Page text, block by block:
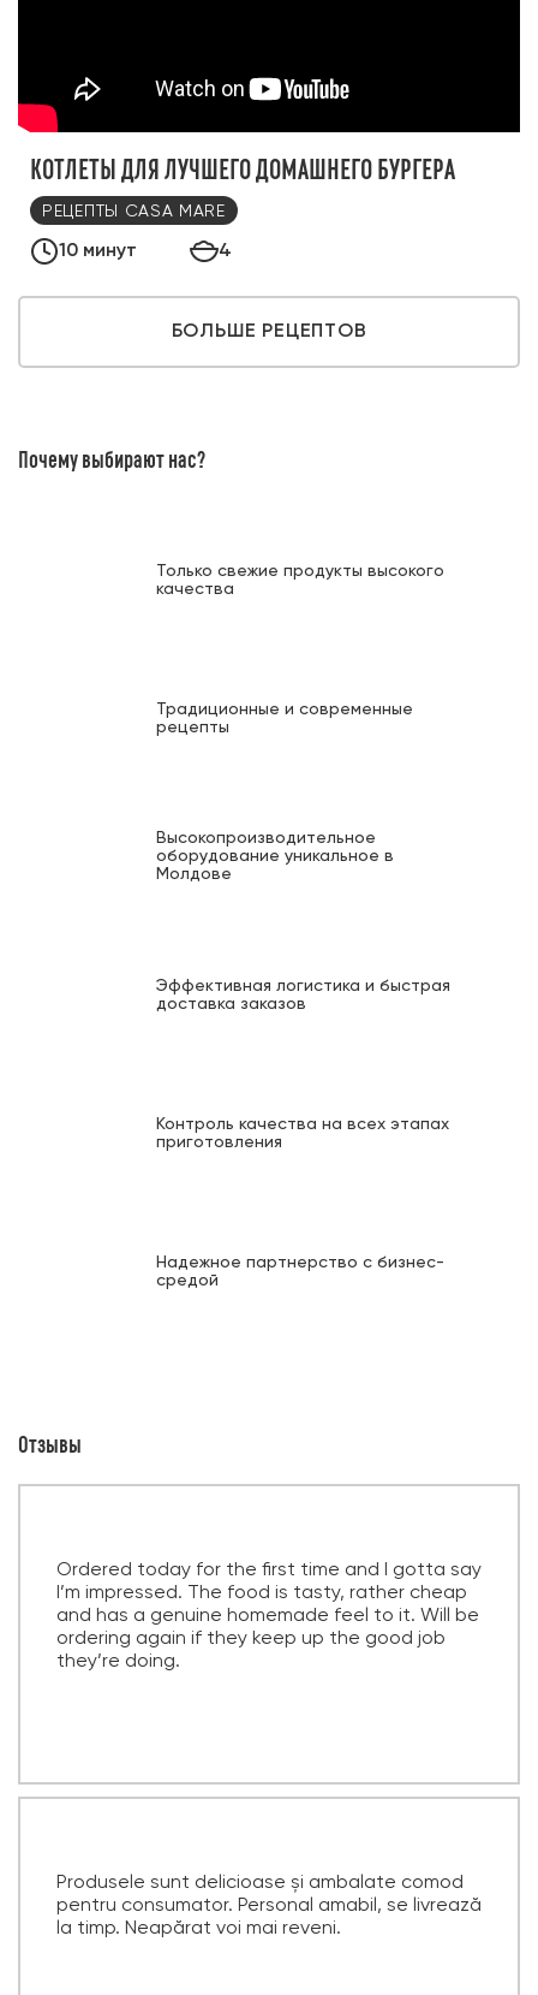
КОТЛЕТЫ ДЛЯ ЛУЧШЕГО ДОМАШНЕГО БУРГЕРА
РЕЦЕПТЫ CASA MARE
10 минут 4
БОЛЬШЕ РЕЦЕПТОВ
Почему выбирают нас?
Только свежие продукты высокого
качества
Традиционные и современные
рецепты
Высокопроизводительное
оборудование уникальное в
Молдове
Эффективная логистика и быстрая
доставка заказов
Контроль качества на всех этапах
приготовления
Надежное партнерство с бизнес-
средой
Отзывы
Ordered today for the first time and I gotta say
I’m impressed. The food is tasty, rather cheap
and has a genuine homemade feel to it. Will be
ordering again if they keep up the good job
they’re doing.
Produsele sunt delicioase și ambalate comod
pentru consumator. Personal amabil, se livrează
la timp. Neapărat voi mai reveni.